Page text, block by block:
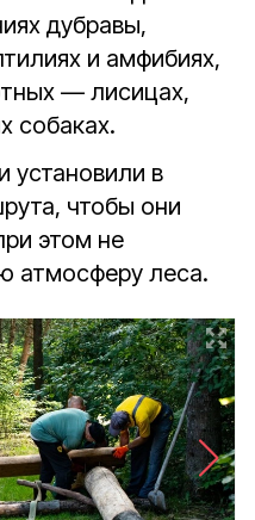
дубравы,
и амфибиях,
— лисицах,
собаках.
установили в
чтобы они
этом не
атмосферу леса.